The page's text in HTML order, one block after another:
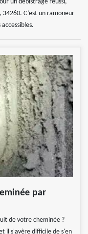
un débistrage réussi,
34260. C’est un ramoneur
par
de votre cheminée ?
il s'avère difficile de s'en